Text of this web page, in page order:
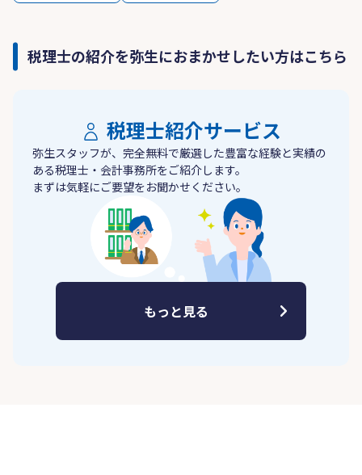
税理士の紹介を弥生におまかせしたい方はこちら
税理士紹介サービス
弥生スタッフが、完全無料で厳選した豊富な経験と実績の
ある税理士・会計事務所をご紹介します。
まずは気軽にご要望をお聞かせください。
もっと見る